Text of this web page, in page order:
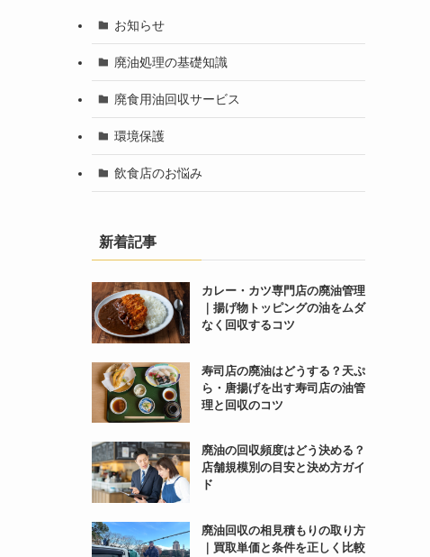
お知らせ
廃油処理の基礎知識
廃食用油回収サービス
環境保護
飲食店のお悩み
新着記事
カレー・カツ専門店の廃油管理
｜揚げ物トッピングの油をムダ
なく回収するコツ
寿司店の廃油はどうする？天ぷ
ら・唐揚げを出す寿司店の油管
理と回収のコツ
廃油の回収頻度はどう決める？
店舗規模別の目安と決め方ガイ
ド
廃油回収の相見積もりの取り方
｜買取単価と条件を正しく比較